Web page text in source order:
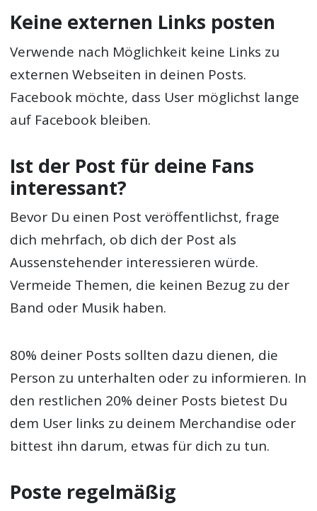
Keine externen Links posten
Verwende nach Möglichkeit keine Links zu
externen Webseiten in deinen Posts.
Facebook möchte, dass User möglichst lange
auf Facebook bleiben.
Ist der Post für deine Fans
interessant?
Bevor Du einen Post veröffentlichst, frage
dich mehrfach, ob dich der Post als
Aussenstehender interessieren würde.
Vermeide Themen, die keinen Bezug zu der
Band oder Musik haben.
80% deiner Posts sollten dazu dienen, die
Person zu unterhalten oder zu informieren. In
den restlichen 20% deiner Posts bietest Du
dem User links zu deinem Merchandise oder
bittest ihn darum, etwas für dich zu tun.
Poste regelmäßig